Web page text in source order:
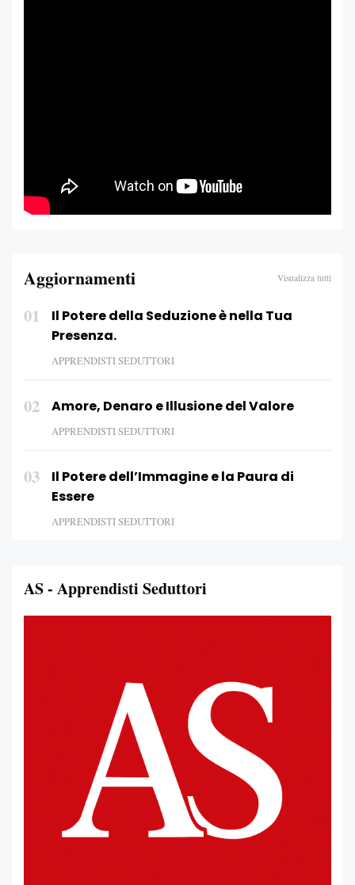
Aggiornamenti Visualizza tutti
01
Il Potere della Seduzione è nella Tua
Presenza.
APPRENDISTI SEDUTTORI
02 Amore, Denaro e Illusione del Valore
APPRENDISTI SEDUTTORI
03
Il Potere dell’Immagine e la Paura di
Essere
APPRENDISTI SEDUTTORI
AS - Apprendisti Seduttori